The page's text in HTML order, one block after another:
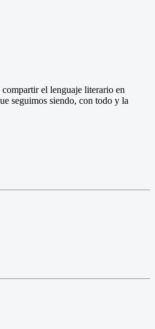
el lenguaje literario en
seguimos siendo, con todo y la